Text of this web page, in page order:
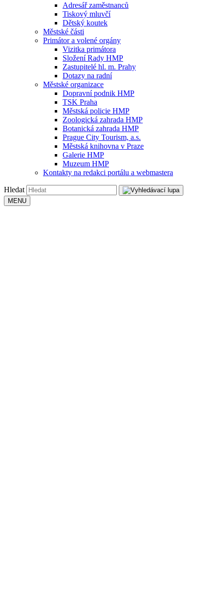
Adresář zaměstnanců
Tiskový mluvčí
Dětský koutek
Městské části
Primátor a volené orgány
Vizitka primátora
Složení Rady HMP
Zastupitelé hl. m. Prahy
Dotazy na radní
Městské organizace
Dopravní podnik HMP
TSK Praha
Městská policie HMP
Zoologická zahrada HMP
Botanická zahrada HMP
Prague City Tourism, a.s.
Městská knihovna v Praze
Galerie HMP
Muzeum HMP
Kontakty na redakci portálu a webmastera
Hledat
MENU